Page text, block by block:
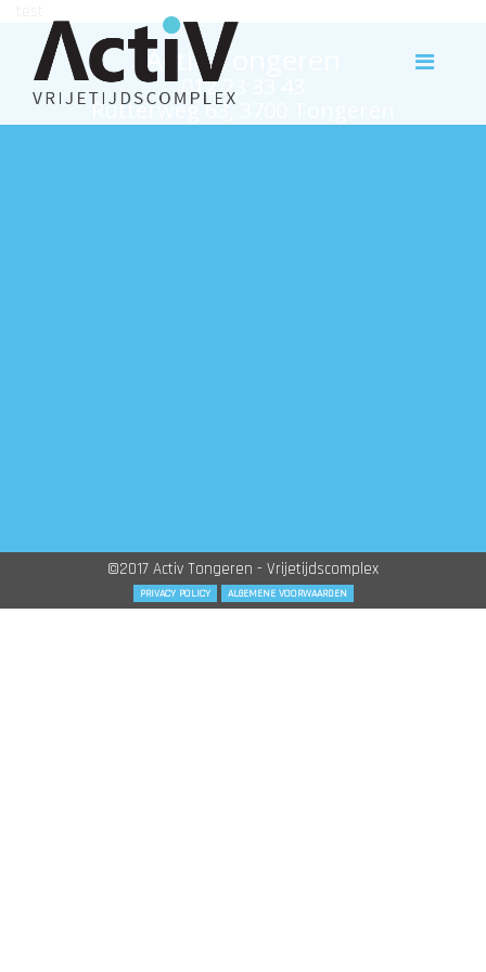
Activ Tongeren
012 23 33 43
Rutterweg 63, 3700 Tongeren
©2017 Activ Tongeren - Vrijetijdscomplex
PRIVACY POLICY ALGEMENE VOORWAARDEN